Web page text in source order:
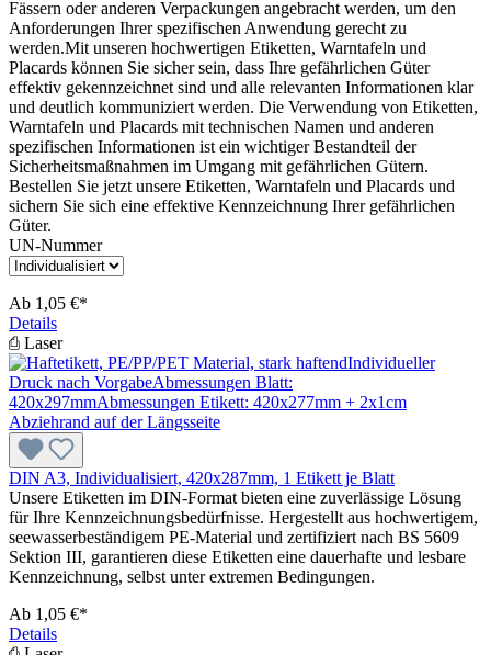
Fässern oder anderen Verpackungen angebracht werden, um den
Anforderungen Ihrer spezifischen Anwendung gerecht zu
werden.Mit unseren hochwertigen Etiketten, Warntafeln und
Placards können Sie sicher sein, dass Ihre gefährlichen Güter
effektiv gekennzeichnet sind und alle relevanten Informationen klar
und deutlich kommuniziert werden. Die Verwendung von Etiketten,
Warntafeln und Placards mit technischen Namen und anderen
spezifischen Informationen ist ein wichtiger Bestandteil der
Sicherheitsmaßnahmen im Umgang mit gefährlichen Gütern.
Bestellen Sie jetzt unsere Etiketten, Warntafeln und Placards und
sichern Sie sich eine effektive Kennzeichnung Ihrer gefährlichen
Güter.
UN-Nummer
Ab 1,05 €*
Details
⎙ Laser
DIN A3, Individualisiert, 420x287mm, 1 Etikett je Blatt
Unsere Etiketten im DIN-Format bieten eine zuverlässige Lösung
für Ihre Kennzeichnungsbedürfnisse. Hergestellt aus hochwertigem,
seewasserbeständigem PE-Material und zertifiziert nach BS 5609
Sektion III, garantieren diese Etiketten eine dauerhafte und lesbare
Kennzeichnung, selbst unter extremen Bedingungen.
Ab 1,05 €*
Details